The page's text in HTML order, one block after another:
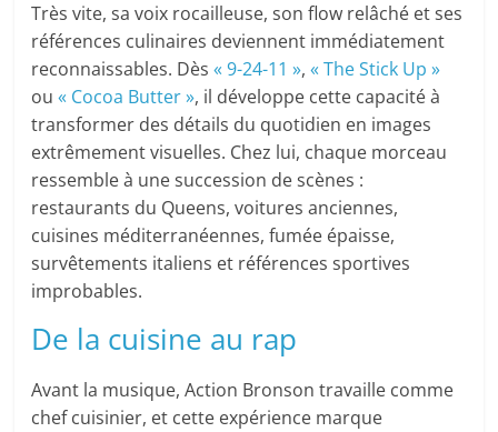
Très vite, sa voix rocailleuse, son flow relâché et ses
références culinaires deviennent immédiatement
reconnaissables. Dès« 9-24-11 »,« The Stick Up »
ou« Cocoa Butter », il développe cette capacité à
transformer des détails du quotidien en images
extrêmement visuelles. Chez lui, chaque morceau
ressemble à une succession de scènes :
restaurants du Queens, voitures anciennes,
cuisines méditerranéennes, fumée épaisse,
survêtements italiens et références sportives
improbables.
De la cuisine au rap
Avant la musique, Action Bronson travaille comme
chef cuisinier, et cette expérience marque